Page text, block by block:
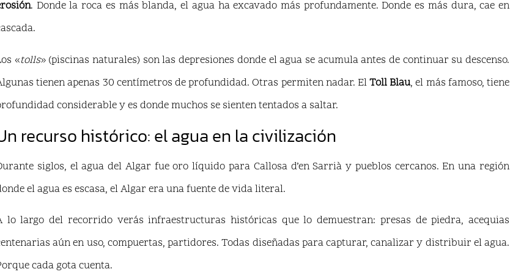
. Donde la roca es más blanda, el agua ha excavado más profundamente. Donde es más dura, cae en
«tolls» (piscinas naturales) son las depresiones donde el agua se acumula antes de continuar su descenso.
tienen apenas 30 centímetros de profundidad. Otras permiten nadar. ElToll Blau, el más famoso, tiene
considerable y es donde muchos se sienten tentados a saltar.
recurso histórico: el agua en la civilización
siglos, el agua del Algar fue oro líquido para Callosa d’en Sarrià y pueblos cercanos. En una región
el agua es escasa, el Algar era una fuente de vida literal.
lo largo del recorrido verás infraestructuras históricas que lo demuestran: presas de piedra, acequias
aún en uso, compuertas, partidores. Todas diseñadas para capturar, canalizar y distribuir el agua.
cada gota cuenta.